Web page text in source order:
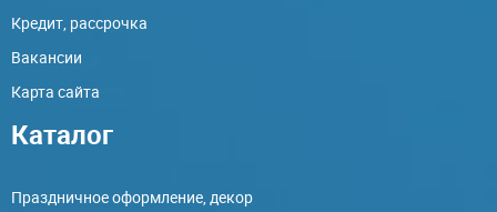
Кредит, рассрочка
Вакансии
Карта сайта
Каталог
Праздничное оформление, декор